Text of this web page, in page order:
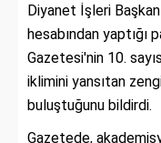
Diyanet İşleri
hesabından yaptığı
Gazetesi'nin 10.
iklimini yansıtan
buluştuğunu bildirdi.
Gazetede,